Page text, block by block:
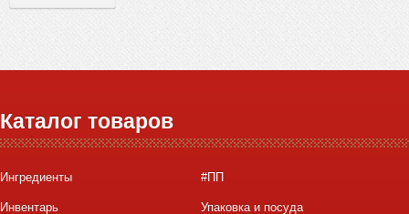
Каталог товаров
Ингредиенты #ПП
Инвентарь Упаковка и посуда